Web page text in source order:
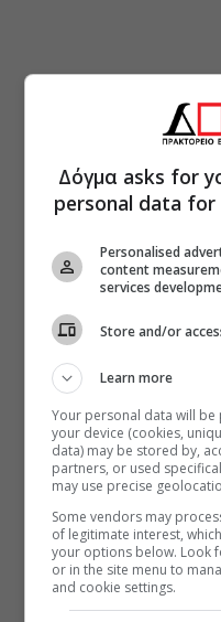
Δόγμα asks for
personal data
Personalised
content
services
Store and/or
Learn more
Your personal data will
your device (cookies,
data) may be stored by,
partners, or used
may use precise
Some vendors may
of legitimate interest,
your options below. Look
or in the site menu to
and cookie settings.